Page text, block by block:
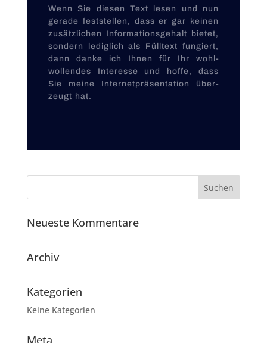
Wenn Sie diesen Text lesen und nun
gerade fest­stellen, dass er gar keinen
zu­sätz­lichen Informations­gehalt bietet,
sondern lediglich als Fülltext fungiert,
dann danke ich Ihnen für Ihr wohl­
wollendes Interesse und hoffe, dass
Sie meine Internet­­präsentation über­
zeugt hat.
Neueste Kommentare
Archiv
Kategorien
Keine Kategorien